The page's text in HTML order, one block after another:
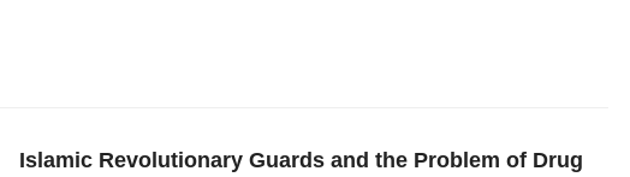
Islamic Revolutionary Guards and the Problem of Drug